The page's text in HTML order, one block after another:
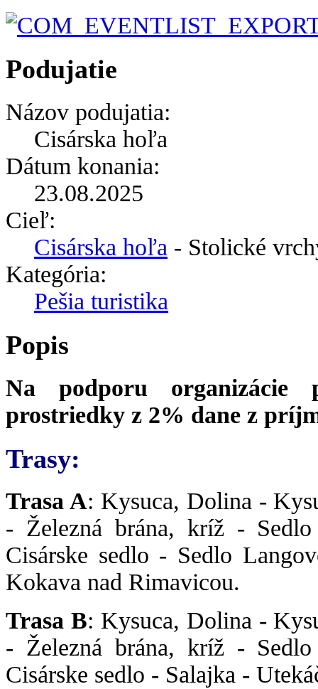
Podujatie
Názov podujatia:
Cisárska hoľa
Dátum konania:
23.08.2025
Cieľ:
Cisárska hoľa - Stolické
Kategória:
Pešia turistika
Popis
Na podporu organizácie
prostriedky z 2% dane z
Trasy:
Trasa A: Kysuca, Dolina -
- Železná brána, kríž -
Cisárske sedlo - Sedlo
Kokava nad Rimavicou.
Trasa B: Kysuca, Dolina -
- Železná brána, kríž -
Cisárske sedlo - Salajka -